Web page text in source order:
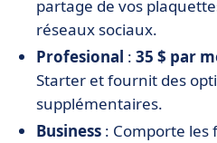
partage de vos
réseaux sociaux.
Profesional : 35 $ par
Starter et fournit des
supplémentaires.
Business : Comporte les